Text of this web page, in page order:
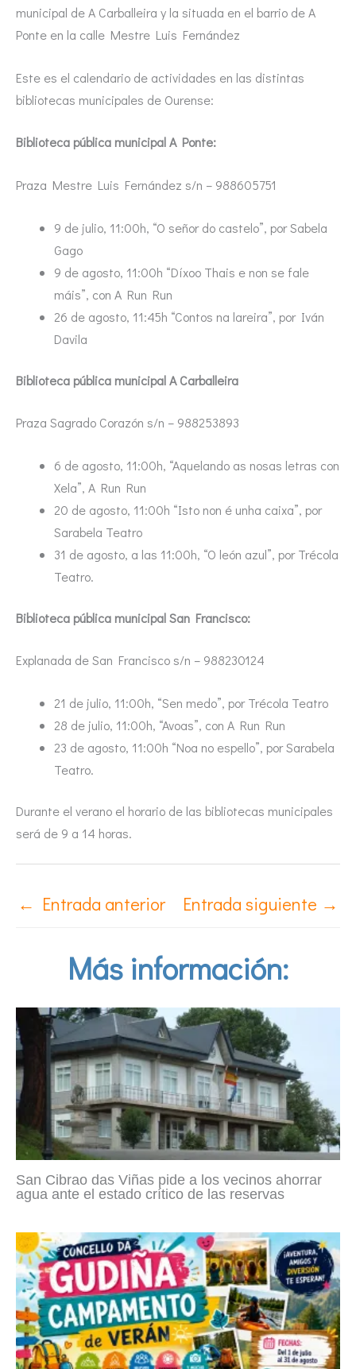
municipal de A Carballeira y la situada en el barrio de A
Ponte en la calle Mestre Luis Fernández
Este es el calendario de actividades en las distintas
bibliotecas municipales de Ourense:
Biblioteca pública municipal A Ponte:
Praza Mestre Luis Fernández s/n – 988605751
9 de julio, 11:00h, “O señor do castelo”, por Sabela
Gago
9 de agosto, 11:00h “Díxoo Thais e non se fale
máis”, con A Run Run
26 de agosto, 11:45h “Contos na lareira”, por Iván
Davila
Biblioteca pública municipal A Carballeira
Praza Sagrado Corazón s/n – 988253893
6 de agosto, 11:00h, “Aquelando as nosas letras con
Xela”, A Run Run
20 de agosto, 11:00h “Isto non é unha caixa”, por
Sarabela Teatro
31 de agosto, a las 11:00h, “O león azul”, por Trécola
Teatro.
Biblioteca pública municipal San Francisco:
Explanada de San Francisco s/n – 988230124
21 de julio, 11:00h, “Sen medo”, por Trécola Teatro
28 de julio, 11:00h, “Avoas”, con A Run Run
23 de agosto, 11:00h “Noa no espello”, por Sarabela
Teatro.
Durante el verano el horario de las bibliotecas municipales
será de 9 a 14 horas.
← Entrada anterior Entrada siguiente →
Más información:
San Cibrao das Viñas pide a los vecinos ahorrar
agua ante el estado crítico de las reservas